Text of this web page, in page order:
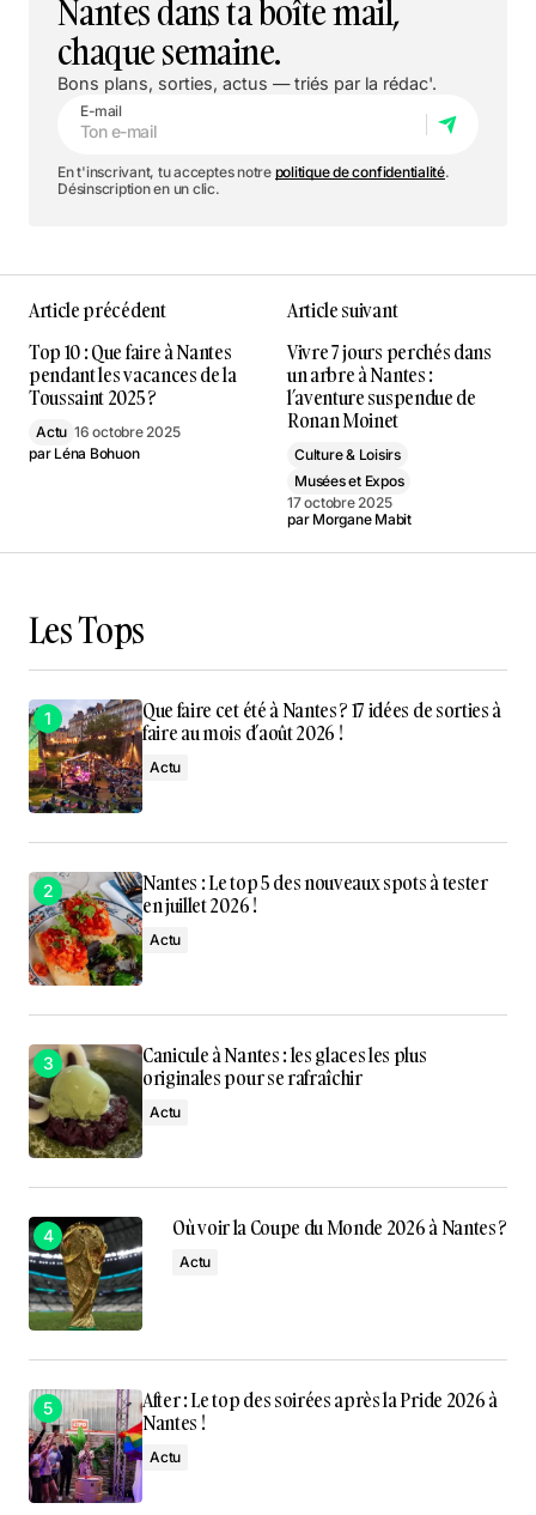
Nantes dans ta boîte mail,
chaque semaine.
Bons plans, sorties, actus — triés par la rédac'.
E-mail
En t'inscrivant, tu acceptes notre politique de confidentialité.
Désinscription en un clic.
Article précédent
Top 10 : Que faire à Nantes
pendant les vacances de la
Toussaint 2025 ?
Actu 16 octobre 2025
par Léna Bohuon
Article suivant
Vivre 7 jours perchés dans
un arbre à Nantes :
l’aventure suspendue de
Ronan Moinet
Culture & Loisirs
Musées et Expos
17 octobre 2025
par Morgane Mabit
Les Tops
Que faire cet été à Nantes ? 17 idées de sorties à
faire au mois d’août 2026 !
Actu
Nantes : Le top 5 des nouveaux spots à tester
en juillet 2026 !
Actu
Canicule à Nantes : les glaces les plus
originales pour se rafraîchir
Actu
Où voir la Coupe du Monde 2026 à Nantes ?
Actu
After : Le top des soirées après la Pride 2026 à
Nantes !
Actu